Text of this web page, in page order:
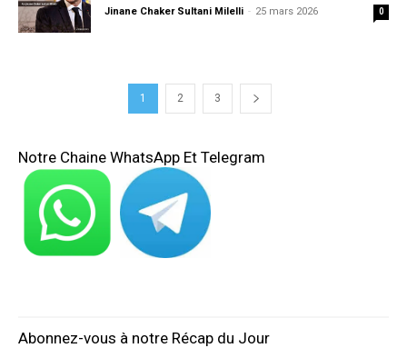
Jinane Chaker Sultani Milelli - 25 mars 2026 0
1 2 3
Notre Chaine WhatsApp Et Telegram
Abonnez-vous à notre Récap du Jour